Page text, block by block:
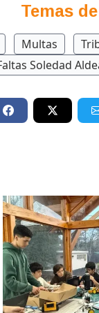
Temas
Multas
Soledad